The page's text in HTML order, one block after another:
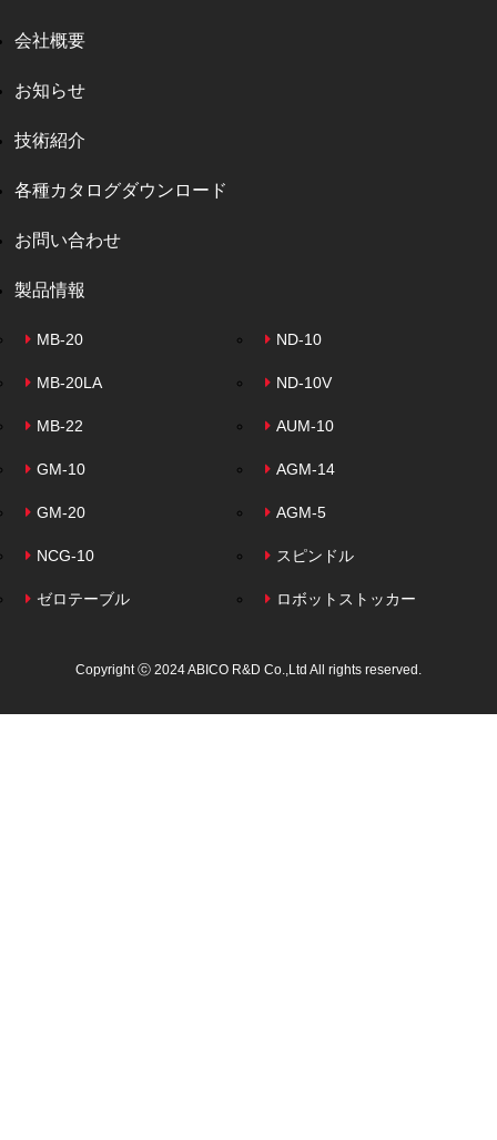
会社概要
お知らせ
技術紹介
各種カタログダウンロード
お問い合わせ
製品情報
MB-20 ND-10
MB-20LA ND-10V
MB-22 AUM-10
GM-10 AGM-14
GM-20 AGM-5
NCG-10 スピンドル
ゼロテーブル ロボットストッカー
Copyright ⓒ 2024 ABICO R&D Co.,Ltd All rights reserved.